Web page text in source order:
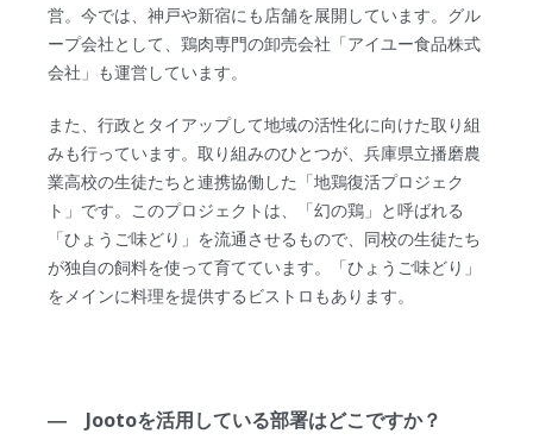
営。今では、神戸や新宿にも店舗を展開しています。グル
ープ会社として、鶏肉専門の卸売会社「アイユー食品株式
会社」も運営しています。
また、行政とタイアップして地域の活性化に向けた取り組
みも行っています。取り組みのひとつが、兵庫県立播磨農
業高校の生徒たちと連携協働した「地鶏復活プロジェク
ト」です。このプロジェクトは、「幻の鶏」と呼ばれる
「ひょうご味どり」を流通させるもので、同校の生徒たち
が独自の飼料を使って育てています。「ひょうご味どり」
をメインに料理を提供するビストロもあります。
― Jootoを活用している部署はどこですか？